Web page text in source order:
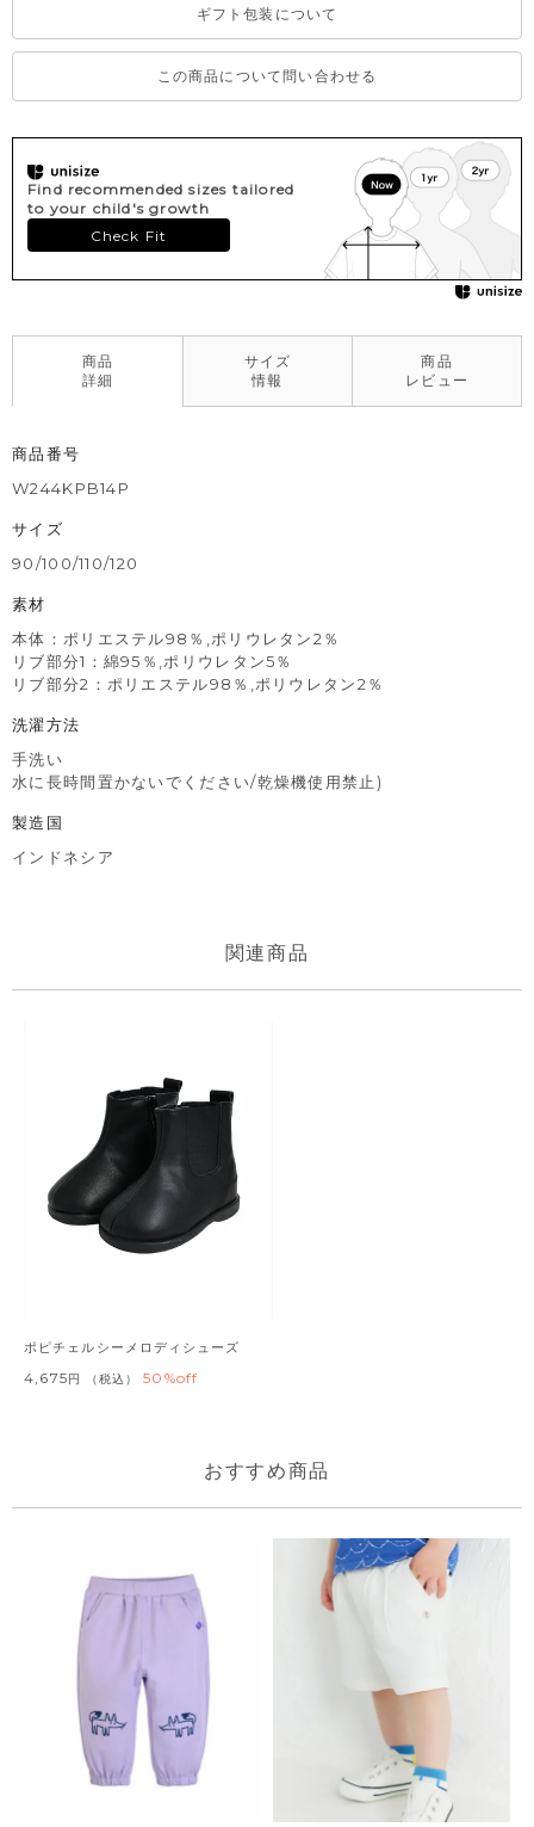
ギフト包装について
この商品について問い合わせる
Find recommended sizes tailored
to your child's growth
Check Fit
商品
詳細
サイズ
情報
商品
レビュー
商品番号
W244KPB14P
サイズ
90/100/110/120
素材
本体：ポリエステル98％,ポリウレタン2％
リブ部分1：綿95％,ポリウレタン5％
リブ部分2：ポリエステル98％,ポリウレタン2％
洗濯方法
手洗い
水に長時間置かないでください/乾燥機使用禁止)
製造国
インドネシア
ポピチェルシーメロディシューズ
4,675 税込 50%off
おすすめ商品